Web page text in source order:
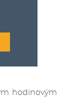
hodinovým